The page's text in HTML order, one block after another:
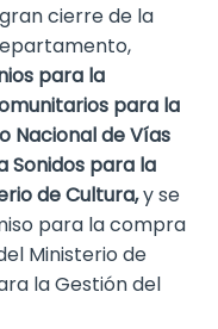
cierre de la
para la
para la
Nacional de Vías
Sonidos para la
de Cultura,y se
para la compra
Ministerio de
la Gestión del